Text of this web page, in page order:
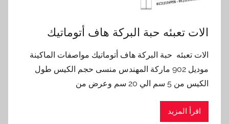
الات تعبئه حبة البركة هاف أتوماتيك
الات تعبئه حبة البركة هاف أتوماتيك مواصفات الماكينة
موديل 902 ماركة المهندس منسى حجم الكيس طول
الكيس من 5 سم الي 20 سم وعرض من
اقرأ المزيد